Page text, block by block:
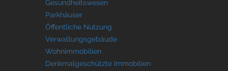
Gesundheitswesen
Parkhäuser
Öffentliche Nutzung
Verwaltungsgebäude
Wohnimmobilien
Denkmalgeschützte Immobilien